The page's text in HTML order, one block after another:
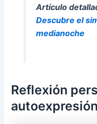
Artículo
Descubre el
medianoche
Reflexión
autoexpresión